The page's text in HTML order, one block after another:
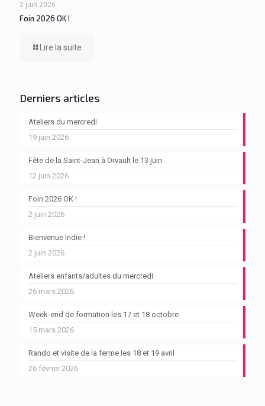
2 juin 2026
Foin 2026 OK !
Lire la suite
Derniers articles
Ateliers du mercredi
19 juin 2026
Fête de la Saint-Jean à Orvault le 13 juin
12 juin 2026
Foin 2026 OK !
2 juin 2026
Bienvenue Indie !
2 juin 2026
Ateliers enfants/adultes du mercredi
26 mars 2026
Week-end de formation les 17 et 18 octobre
15 mars 2026
Rando et visite de la ferme les 18 et 19 avril
26 février 2026